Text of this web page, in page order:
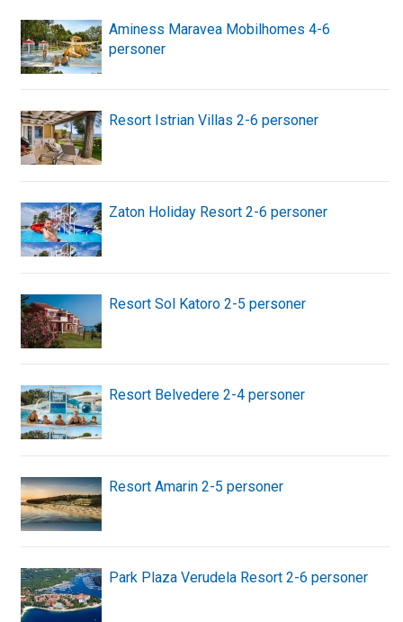
Aminess Maravea Mobilhomes 4-6
personer
Resort Istrian Villas 2-6 personer
Zaton Holiday Resort 2-6 personer
Resort Sol Katoro 2-5 personer
Resort Belvedere 2-4 personer
Resort Amarin 2-5 personer
Park Plaza Verudela Resort 2-6 personer